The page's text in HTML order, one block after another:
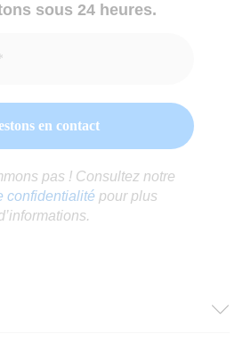
sous 24 heures.
pas ! Consultez notre
confidentialité pour plus